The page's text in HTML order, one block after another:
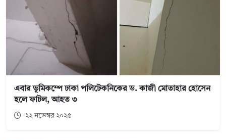
এবার ভূমিকম্পে ঢাকা পলিটেকনিকের ড. কাজী মোতাহার হোসেন
হলে ফাটল, আহত ৩
২২ নভেম্বর ২০২৫